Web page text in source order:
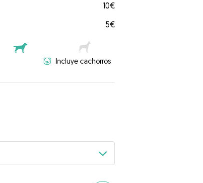
10€
5€
Incluye cachorros